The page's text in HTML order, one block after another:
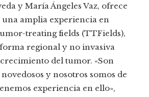
y María Ángeles Vaz, ofrece
una amplia experiencia en
treating fields (TTFields),
regional y no invasiva
del tumor. «Son
y nosotros somos de
experiencia en ello»,